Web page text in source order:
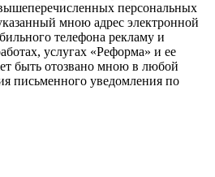
персональных
мною адрес электронной
телефона рекламу и
услугах «Реформа» и ее
быть отозвано мною в любой
письменного уведомления по